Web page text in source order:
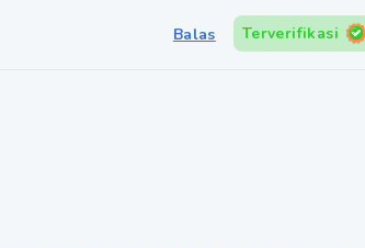
Balas Terverifikasi